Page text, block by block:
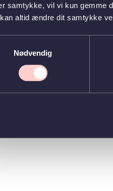
samtykke, vil vi kun gemme
altid ændre dit samtykke
Nødvendig